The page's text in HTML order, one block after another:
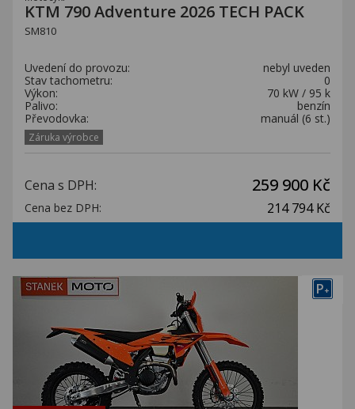
KTM 790 Adventure 2026 TECH PACK
SM810
Uvedení do provozu:
nebyl uveden
Stav tachometru:
0
Výkon:
70 kW / 95 k
Palivo:
benzín
Převodovka:
manuál (6 st.)
Záruka výrobce
Cena s DPH: 259 900 Kč
Cena bez DPH: 214 794 Kč
P+